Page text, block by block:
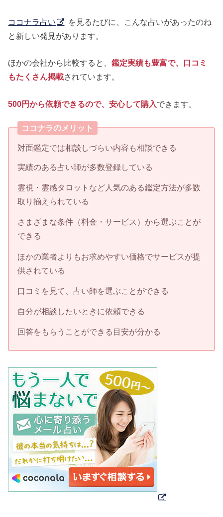
ココナラ占い
を見るたびに、こんな占いがあったのね
と新しい発見があります。
ほかの会社から比較すると、鑑定実績も豊富で、口コミ
もたくさん掲載されています。
500円から依頼できるので、安心して購入できます。
ココナラのメリット
対面鑑定では相談しづらい内容も相談できる
実績のある占い師が多数登録している
霊視・霊感タロットなど人気のある鑑定方法が多数
取り揃えられている
さまざまな条件（料金・サービス）から選ぶことが
できる
ほかの業者よりもお求めやすい価格でサービスが提
供されている
口コミを見て、占い師を選ぶことができる
自分が相談したいときに依頼できる
回答をもらうことができる目安が分かる